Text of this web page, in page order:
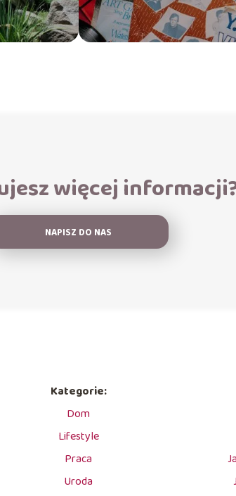
więcej
NAPISZ DO NAS
Kategorie:
Dom
Lifestyle
Praca
Uroda